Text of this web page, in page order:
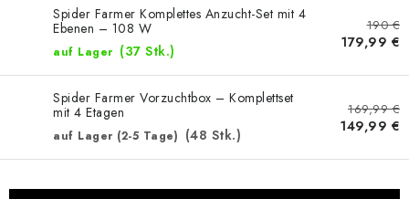
Geschäftsbewertung Kaufberatung
Kontakt
Datenschutzerklärung Impressum
Spider Farmer Komplettes Anzucht-Set mit 4
Ebenen – 108 W
auf Lager (37 Stk.)
190 €
179,99 €
Spider Farmer Vorzuchtbox – Komplettset
mit 4 Etagen
auf Lager (2-5 Tage) (48 Stk.)
169,99 €
149,99 €